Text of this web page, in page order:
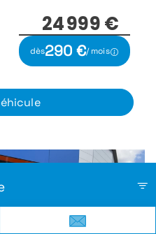
24 999 €
dès290 €/ mois